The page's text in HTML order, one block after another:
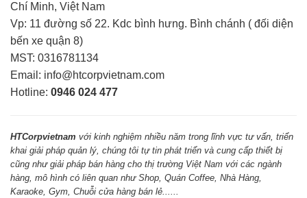
Chí Minh, Việt Nam
Vp: 11 đường số 22. Kdc bình hưng. Bình chánh ( đối diện
bến xe quận 8)
MST: 0316781134
Email: info@htcorpvietnam.com
Hotline: 0946 024 477
HTCorpvietnam với kinh nghiệm nhiều năm trong lĩnh vực tư vấn, triển
khai giải pháp quản lý, chúng tôi tự tin phát triển và cung cấp thiết bị
cũng như giải pháp bán hàng cho thị trường Việt Nam với các ngành
hàng, mô hình có liên quan như Shop, Quán Coffee, Nhà Hàng,
Karaoke, Gym, Chuỗi cửa hàng bán lẻ......